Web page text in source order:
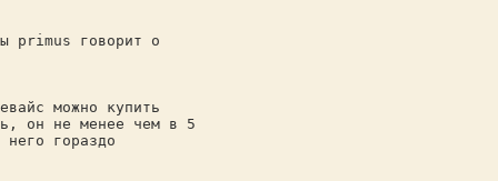
primus говорит о
можно купить
он не менее чем в 5
гораздо